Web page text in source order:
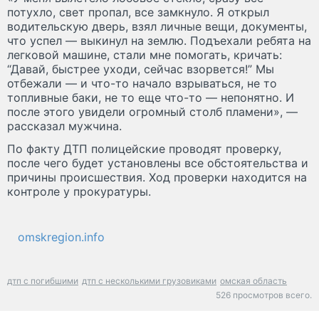
потухло, свет пропал, все замкнуло. Я открыл
водительскую дверь, взял личные вещи, документы,
что успел — выкинул на землю. Подъехали ребята на
легковой машине, стали мне помогать, кричать:
“Давай, быстрее уходи, сейчас взорвется!” Мы
отбежали — и что-то начало взрываться, не то
топливные баки, не то еще что-то — непонятно. И
после этого увидели огромный столб пламени», —
рассказал мужчина.
По факту ДТП полицейские проводят проверку,
после чего будет установлены все обстоятельства и
причины происшествия. Ход проверки находится на
контроле у прокуратуры.
omskregion.info
дтп с погибшими дтп с несколькими грузовиками омская область
526 просмотров всего.